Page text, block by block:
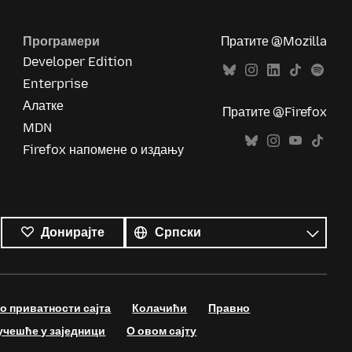
Програмери
Developer Edition
Enterprise
Алатке
MDN
Firefox напомене о издању
Пратите @Mozilla
Пратите @Firefox
Донирајте
језици
Језик
сајта Колачићи
Правно
у заједници
О овом сајту